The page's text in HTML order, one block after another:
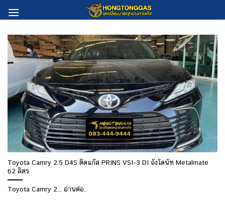
to
Toyota Camry 2.5 D4S ติดแก๊ส PRINS VSI-3 DI ถังโดนัท Metalmate
62 ลิตร
Toyota Camry 2... อ่านต่อ..